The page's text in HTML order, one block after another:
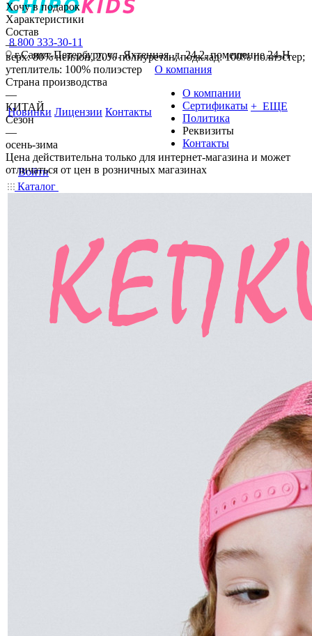
8 800 333-30-11
г.Санкт-Петербург, ул. Яхтенная, д. 24.2, помещение 24-Н
Новинки Лицензии Контакты
О компания
О компании
Сертификаты
Политика
Реквизиты
Контакты
+ ЕЩЕ
Войти
Каталог
Хочу в подарок
Характеристики
Состав
—
верх: 80% нейлон, 20% полиуретан; подклад: 100% полиэстер;
утеплитель: 100% полиэстер
Страна производства
—
КИТАЙ
Сезон
—
осень-зима
Цена действительна только для интернет-магазина и может
отличаться от цен в розничных магазинах